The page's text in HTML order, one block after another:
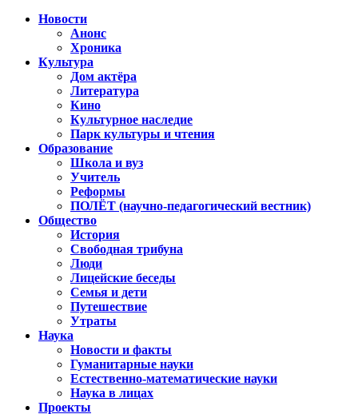
Новости
Анонс
Хроника
Культура
Дом актёра
Литература
Кино
Культурное наследие
Парк культуры и чтения
Образование
Школа и вуз
Учитель
Реформы
ПОЛЁТ (научно-педагогический вестник)
Общество
История
Свободная трибуна
Люди
Лицейские беседы
Семья и дети
Путешествие
Утраты
Наука
Новости и факты
Гуманитарные науки
Естественно-математические науки
Наука в лицах
Проекты